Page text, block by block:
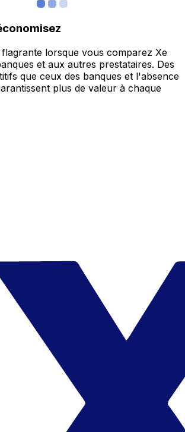
lorsque vous comparez Xe
et aux autres prestataires. Des
que ceux des banques et l'absence
plus de valeur à chaque